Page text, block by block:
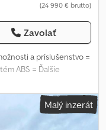
(24 990 € brutto)
Zavolať
a príslušenstvo =
ABS = Ďalšie
Manuálne
Aplikačný materiál:
zaťaženie: 14.840 kg
Dofx Afvoa
Malý inzerát